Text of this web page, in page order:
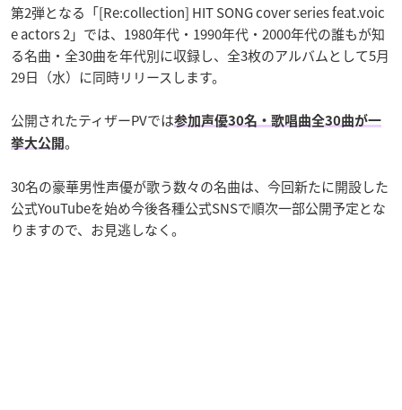
第2弾となる「[Re:collection] HIT SONG cover series feat.voic
e actors 2」では、1980年代・1990年代・2000年代の誰もが知
る名曲・全30曲を年代別に収録し、全3枚のアルバムとして5月
29日（水）に同時リリースします。
公開されたティザーPVでは参加声優30名・歌唱曲全30曲が一
挙大公開 。
30名の豪華男性声優が歌う数々の名曲は、今回新たに開設した
公式YouTubeを始め今後各種公式SNSで順次一部公開予定とな
りますので、お見逃しなく。